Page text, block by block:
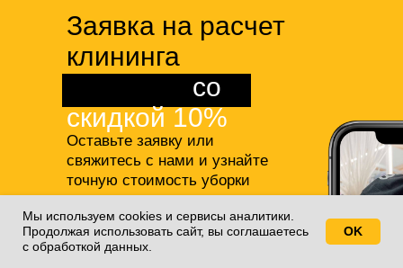
Свяжитесь с нами!
Мы используем cookies и сервисы аналитики.
Продолжая использовать сайт, вы соглашаетесь
с обработкой данных.
OK
Оставьте заявку или
свяжитесь с нами и узнайте
точную стоимость уборки
студии или квартиры,а также
получите 10% скидку на все
наши услуги!
Заявка на расчет
клининга
со
скидкой 10%